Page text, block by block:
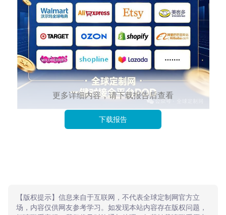
更多详细内容，请下载报告后查看
下载报告
【版权提示】信息来自于互联网，不代表全球定制网官方立
场，内容仅供网友参考学习。如发现本站内容存在版权问题，